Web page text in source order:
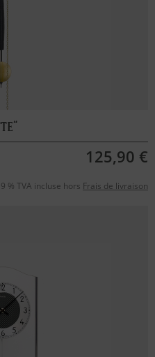
125,90 €
% TVA incluse hors Frais de livraison